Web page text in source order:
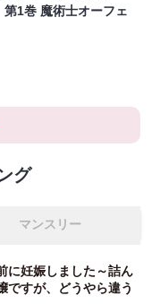
1巻 魔術士オーフェ
グ
マンスリー
に妊娠しました～詰ん
ですが、どうやら違う